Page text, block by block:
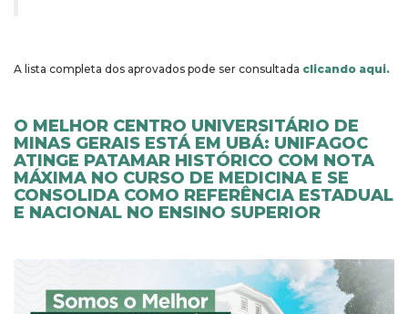
A lista completa dos aprovados pode ser consultada clicando aqui.
O MELHOR CENTRO UNIVERSITÁRIO DE
MINAS GERAIS ESTÁ EM UBÁ: UNIFAGOC
ATINGE PATAMAR HISTÓRICO COM NOTA
MÁXIMA NO CURSO DE MEDICINA E SE
CONSOLIDA COMO REFERÊNCIA ESTADUAL
E NACIONAL NO ENSINO SUPERIOR